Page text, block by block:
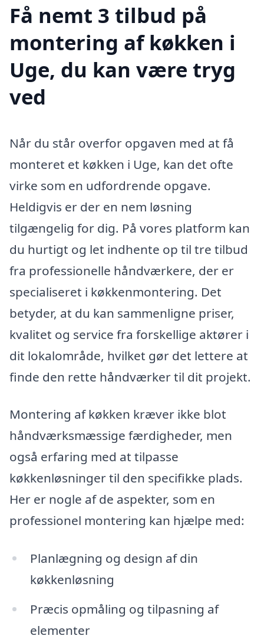
Få nemt 3 tilbud på
montering af køkken i
Uge, du kan være tryg
ved
Når du står overfor opgaven med at få
monteret et køkken i Uge, kan det ofte
virke som en udfordrende opgave.
Heldigvis er der en nem løsning
tilgængelig for dig. På vores platform kan
du hurtigt og let indhente op til tre tilbud
fra professionelle håndværkere, der er
specialiseret i køkkenmontering. Det
betyder, at du kan sammenligne priser,
kvalitet og service fra forskellige aktører i
dit lokalområde, hvilket gør det lettere at
finde den rette håndværker til dit projekt.
Montering af køkken kræver ikke blot
håndværksmæssige færdigheder, men
også erfaring med at tilpasse
køkkenløsninger til den specifikke plads.
Her er nogle af de aspekter, som en
professionel montering kan hjælpe med:
Planlægning og design af din
køkkenløsning
Præcis opmåling og tilpasning af
elementer